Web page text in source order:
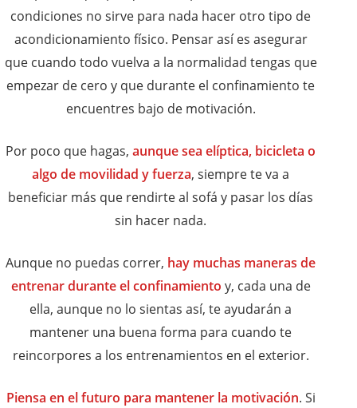
condiciones no sirve para nada hacer otro tipo de
acondicionamiento físico. Pensar así es asegurar
que cuando todo vuelva a la normalidad tengas que
empezar de cero y que durante el confinamiento te
encuentres bajo de motivación.
Por poco que hagas, aunque sea elíptica, bicicleta o
algo de movilidad y fuerza, siempre te va a
beneficiar más que rendirte al sofá y pasar los días
sin hacer nada.
Aunque no puedas correr, hay muchas maneras de
entrenar durante el confinamiento y, cada una de
ella, aunque no lo sientas así, te ayudarán a
mantener una buena forma para cuando te
reincorpores a los entrenamientos en el exterior.
Piensa en el futuro para mantener la motivación. Si